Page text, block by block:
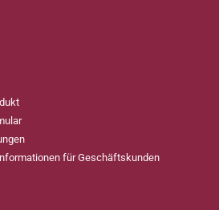
für Geschäftskunden